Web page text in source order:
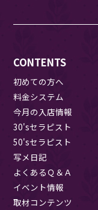
CONTENTS
初めての方へ
料金システム
今月の入店情報
30'sセラピスト
50'sセラピスト
写メ日記
よくあるＱ＆Ａ
イベント情報
取材コンテンツ